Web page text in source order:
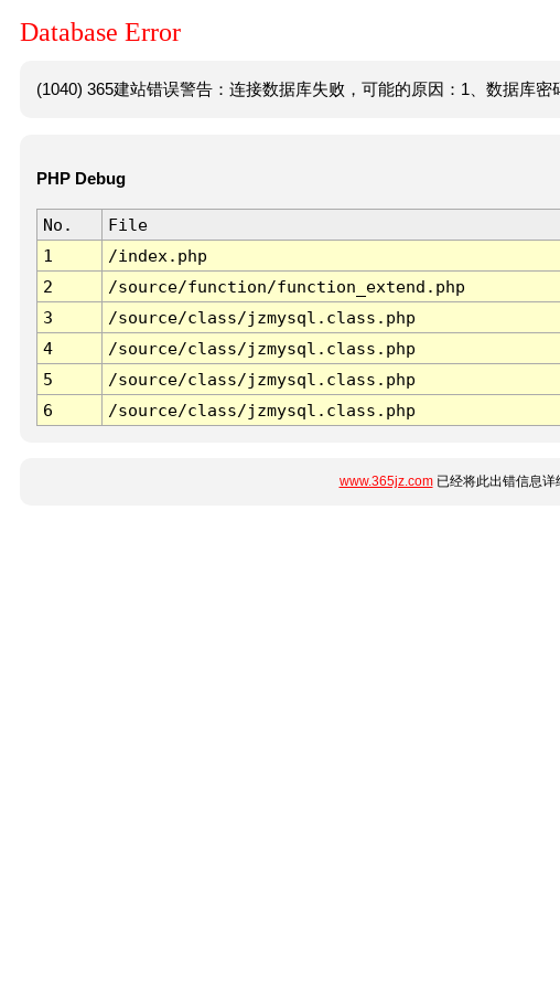
Database Error
(1040) 365建站错误警告：连接数据库失败，可能的原因：1、数据库密
PHP Debug
No. File
1
/index.php
2
/source/function/function_extend.php
3
/source/class/jzmysql.class.php
4
/source/class/jzmysql.class.php
5
/source/class/jzmysql.class.php
6
/source/class/jzmysql.class.php
www.365jz.com已经将此出错信息详